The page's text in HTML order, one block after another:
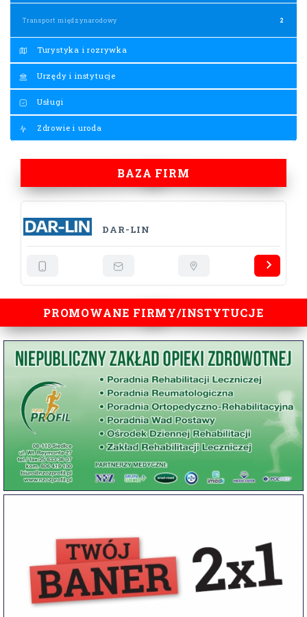
Transport międzynarodowy 2
Turystyka i rozrywka
Urzędy i instytucje
Usługi
Zdrowie i uroda
BAZA FIRM
DAR-LIN
PROMOWANE FIRMY/INSTYTUCJE